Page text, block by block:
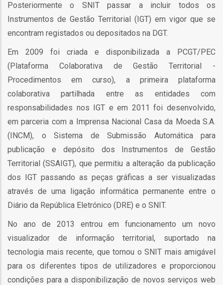
Posteriormente o SNIT passar a incluir todos os
Instrumentos de Gestão Territorial (IGT) em vigor que se
encontram registados ou depositados na DGT.
Em 2009 foi criada e disponibilizada a PCGT/PEC
(Plataforma Colaborativa de Gestão Territorial -
Procedimentos em curso), a primeira plataforma
colaborativa partilhada entre as entidades com
responsabilidades nos IGT e em 2011 foi desenvolvido,
em parceria com a Imprensa Nacional Casa da Moeda S.A.
(INCM), o Sistema de Submissão Automática para
publicação e depósito dos Instrumentos de Gestão
Territorial (SSAIGT), que permitiu a alteração da publicação
dos IGT passando as peças gráficas a ser visualizadas
através de uma ligação informática permanente entre o
Diário da República Eletrónico (DRE) e o SNIT.
No ano de 2013 entrou em funcionamento um novo
visualizador de informação territorial, suportado na
tecnologia mais recente, que tornou o SNIT mais amigável
para os diferentes tipos de utilizadores e proporcionou
condições para a disponibilização de novos serviços web